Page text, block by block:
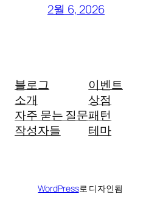
2월 6, 2026
블로그
소개
자주 묻는 질문
작성자들
이벤트
상점
패턴
테마
WordPress로 디자인됨